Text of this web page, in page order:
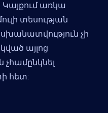
Կայքում առկա
տեսության
չի
այլոց
հետ: